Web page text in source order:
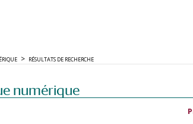
RÉSULTATS DE RECHERCHE
numérique